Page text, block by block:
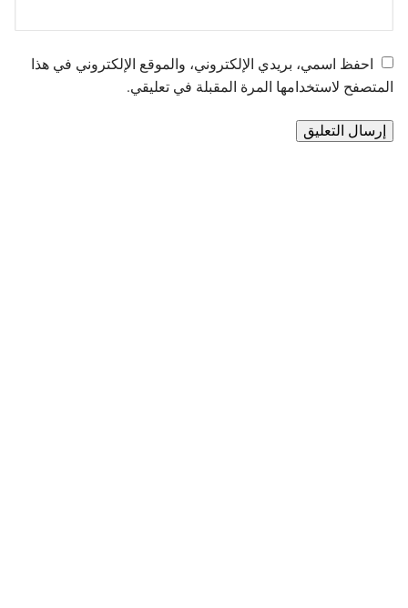
احفظ اسمي، بريدي الإلكتروني، والموقع الإلكتروني في هذا
المتصفح لاستخدامها المرة المقبلة في تعليقي.